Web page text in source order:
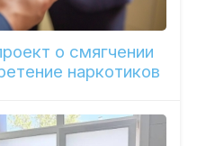
о смягчении
наркотиков